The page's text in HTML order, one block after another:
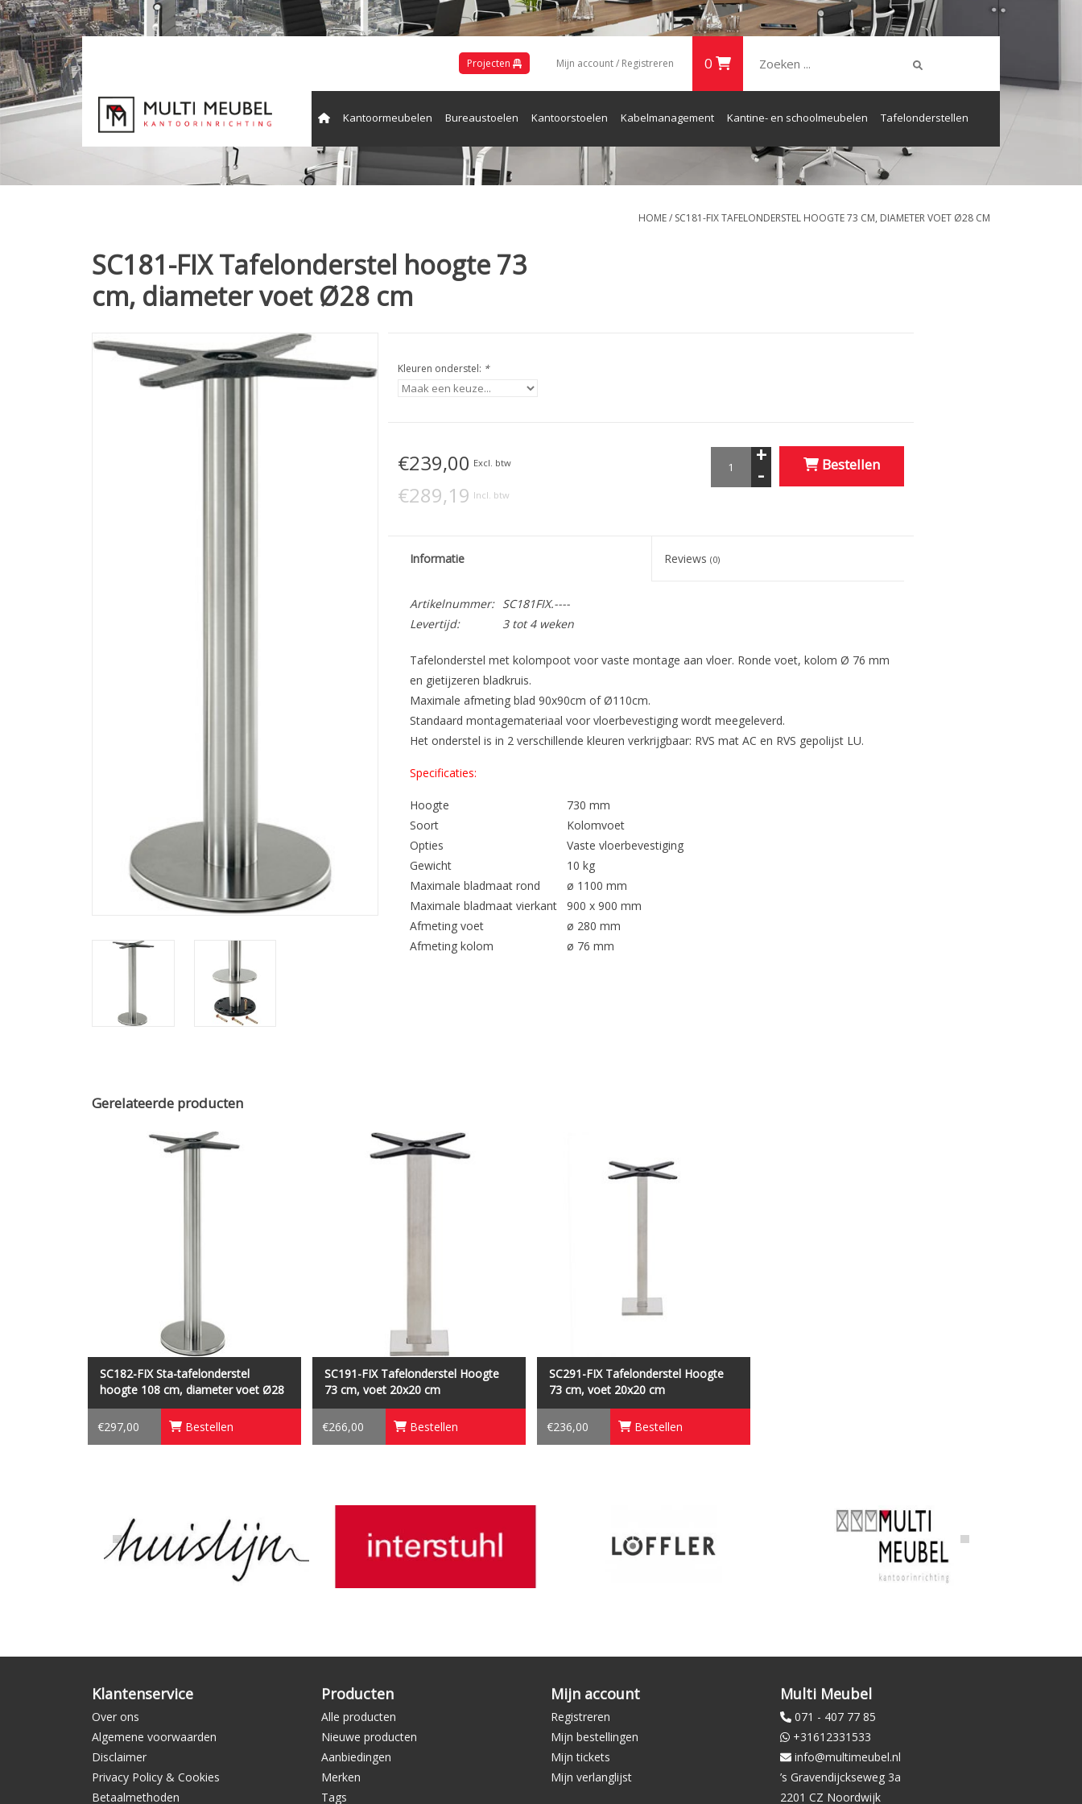
Projecten Mijn account / Registreren 0
Kantoormeubelen Bureaustoelen Kantoorstoelen Kabelmanagement Kantine- en schoolmeubelen Tafelonderstellen
Vergaderen en Receptie
SC181-FIX Tafelonderstel hoogte 73
cm, diameter voet Ø28 cm
HOME/ SC181-FIX TAFELONDERSTEL HOOGTE 73 CM, DIAMETER VOET Ø28 CM
Kleuren onderstel: *
€239,00 Excl. btw
€289,19 Incl. btw
+
- Bestellen
Informatie Reviews (0)
Artikelnummer: SC181FIX.----
Levertijd:
3 tot 4 weken
Tafelonderstel met kolompoot voor vaste montage aan vloer. Ronde voet, kolom Ø 76 mm
en gietijzeren bladkruis.
Maximale afmeting blad 90x90cm of Ø110cm.
Standaard montagemateriaal voor vloerbevestiging wordt meegeleverd.
Het onderstel is in 2 verschillende kleuren verkrijgbaar: RVS mat AC en RVS gepolijst LU.
Specificaties:
Hoogte
730 mm
Soort
Kolomvoet
Opties
Vaste vloerbevestiging
Gewicht
10 kg
Maximale bladmaat rond
ø 1100 mm
Maximale bladmaat vierkant
900 x 900 mm
Afmeting voet
ø 280 mm
Afmeting kolom
ø 76 mm
Gerelateerde producten
Tafelonderstel SC182-FIX is een sta-
tafelonderstel voor vloermontage, hoogte
SC182-FIX Sta-tafelonderstel
hoogte 108 cm, diameter voet Ø28
cm
€297,00
Bestellen
Tafelonderstel SC191-FIX is een
tafelonderstel voor vloermontage, hoogte
SC191-FIX Tafelonderstel Hoogte
73 cm, voet 20x20 cm
€266,00 Bestellen
73 cm, afmeting voet 20x20 cm.
SC291-FIX Tafelonderstel Hoogte
73 cm, voet 20x20 cm
€236,00 Bestellen
Klantenservice
Over ons
Algemene voorwaarden
Disclaimer
Privacy Policy & Cookies
Betaalmethoden
Producten
Alle producten
Nieuwe producten
Aanbiedingen
Merken
Tags
Mijn account
Registreren
Mijn bestellingen
Mijn tickets
Mijn verlanglijst
Multi Meubel
071 - 407 77 85
+31612331533
info@multimeubel.nl
’s Gravendijckseweg 3a
2201 CZ Noordwijk